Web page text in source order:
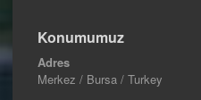
Konumumuz
Adres
Merkez / Bursa / Turkey